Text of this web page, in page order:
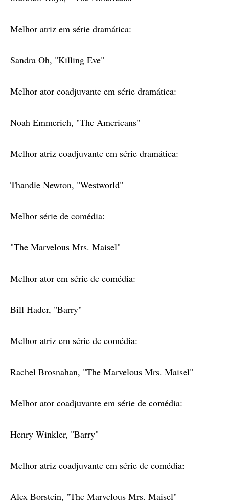
Melhor atriz em série dramática:
Sandra Oh, "Killing Eve"
Melhor ator coadjuvante em série dramática:
Noah Emmerich, "The Americans"
Melhor atriz coadjuvante em série dramática:
Thandie Newton, "Westworld"
Melhor série de comédia:
"The Marvelous Mrs. Maisel"
Melhor ator em série de comédia:
Bill Hader, "Barry"
Melhor atriz em série de comédia:
Rachel Brosnahan, "The Marvelous Mrs. Maisel"
Melhor ator coadjuvante em série de comédia:
Henry Winkler, "Barry"
Melhor atriz coadjuvante em série de comédia:
Alex Borstein, "The Marvelous Mrs. Maisel"